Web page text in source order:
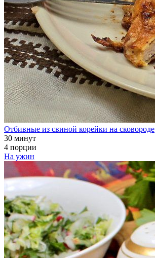
Отбивные из свиной корейки на сковороде
30 минут
4 порции
На ужин